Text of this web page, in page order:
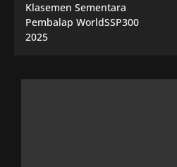
Klasemen Sementara
Pembalap WorldSSP300
2025